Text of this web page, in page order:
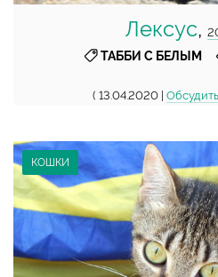
Лексус,
ТАББИ С БЕЛЫМ,
( 13.04.2020 | Обсудить
КОШКИ